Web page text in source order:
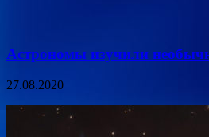
Астрономы изучили
27.08.2020